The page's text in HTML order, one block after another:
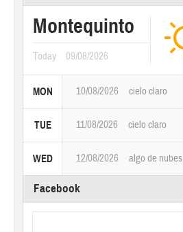
Montequinto
Today 09/08/2026
MON 10/08/2026 cielo claro
TUE 11/08/2026 cielo claro
WED 12/08/2026 algo de nubes
Facebook